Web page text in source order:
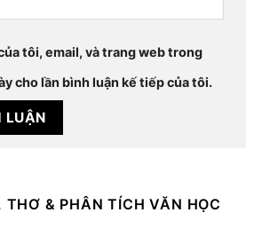
tôi, email, và trang web trong
cho lần bình luận kế tiếp của tôi.
THƠ & PHÂN TÍCH VĂN HỌC